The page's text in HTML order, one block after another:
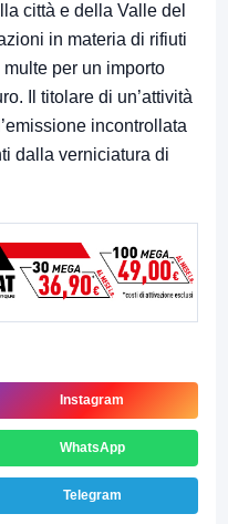
città e della Valle del
in materia di rifiuti
per un importo
Il titolare di un’attività
incontrollata
dalla verniciatura di
Instagram
WhatsApp
Telegram